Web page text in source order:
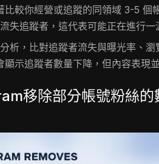
比較你經營或追蹤的同領域 3-5 個
失追蹤者，這代表可能正在進行一
析，比對追蹤者流失與曝光率、瀏
示追蹤者數量下降，但內容表現
移除部分帳號粉絲的